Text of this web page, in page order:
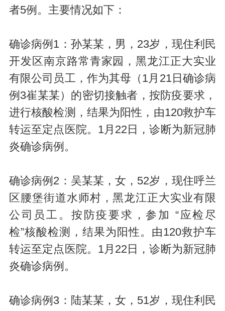
者5例。主要情况如下：
确诊病例1：孙某某，男，23岁，现住利民
开发区南京路常青家园，黑龙江正大实业
有限公司员工，作为其母（1月21日确诊病
例3崔某某）的密切接触者，按防疫要求，
进行核酸检测，结果为阳性，由120救护车
转运至定点医院。1月22日，诊断为新冠肺
炎确诊病例。
确诊病例2：吴某某，女，52岁，现住呼兰
区腰堡街道水师村，黑龙江正大实业有限
公司员工。按防疫要求，参加 “应检尽
检”核酸检测，结果为阳性。由120救护车
转运至定点医院。1月22日，诊断为新冠肺
炎确诊病例。
确诊病例3：陆某某，女，51岁，现住利民